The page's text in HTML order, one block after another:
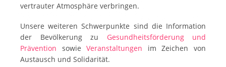
vertrauter Atmosphäre verbringen.
Unsere weiteren Schwerpunkte sind die Information
der Bevölkerung zu Gesundheitsförderung und
Prävention sowieVeranstaltungen im Zeichen von
Austausch und Solidarität.